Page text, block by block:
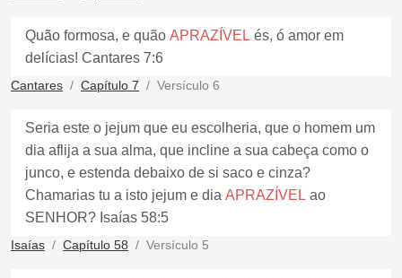
Quão formosa, e quão APRAZÍVEL és, ó amor em
delícias! Cantares 7:6
Cantares Capítulo 7 Versículo 6
Seria este o jejum que eu escolheria, que o homem um
dia aflija a sua alma, que incline a sua cabeça como o
junco, e estenda debaixo de si saco e cinza?
Chamarias tu a isto jejum e dia APRAZÍVEL ao
SENHOR? Isaías 58:5
Isaías Capítulo 58 Versículo 5